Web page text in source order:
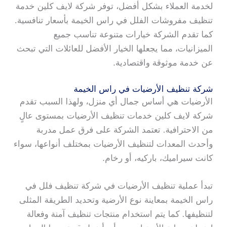
لخدمة العملاء بشكل أفضل، توفر شركة لايف كلين خدمة
تنظيف مفروشات الفلل في راس الخيمة بأسعار تنافسية.
كما تقدم الشركة خيارات متنوعة تناسب جميع
الميزانيات، مما يجعلها الخيار الأفضل للعائلات التي تبحث
عن خدمة موثوقة واقتصادية.
شركة تنظيف الأرضيات في راس الخيمة
الأرضيات هي أساس جمال أي منزل، ولهذا السبب تقدم
شركة لايف كلين خدمات تنظيف الأرضيات بمستوى عالٍ
من الاحترافية. تعتمد الشركة على فرق عمل مدربة
وأحدث المعدات لتنظيف الأرضيات بمختلف أنواعها، سواء
كانت سيراميك، باركيه، أو رخام.
تبدأ عملية تنظيف الأرضيات في شركة تنظيف فلل في
راس الخيمة بمعاينة نوع الأرضية وتحديد الطريقة المثلى
لتنظيفها. كما يتم استخدام منتجات تنظيف آمنة وفعالة